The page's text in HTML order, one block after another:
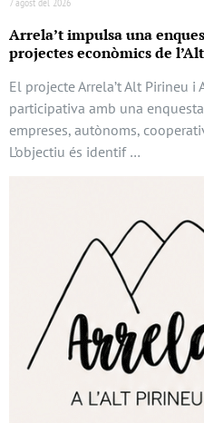
Arrela’t impulsa una
projectes econòmics de
El projecte Arrela’t Alt Pirineu
participativa amb una
empreses, autònoms,
L’objectiu és identif …